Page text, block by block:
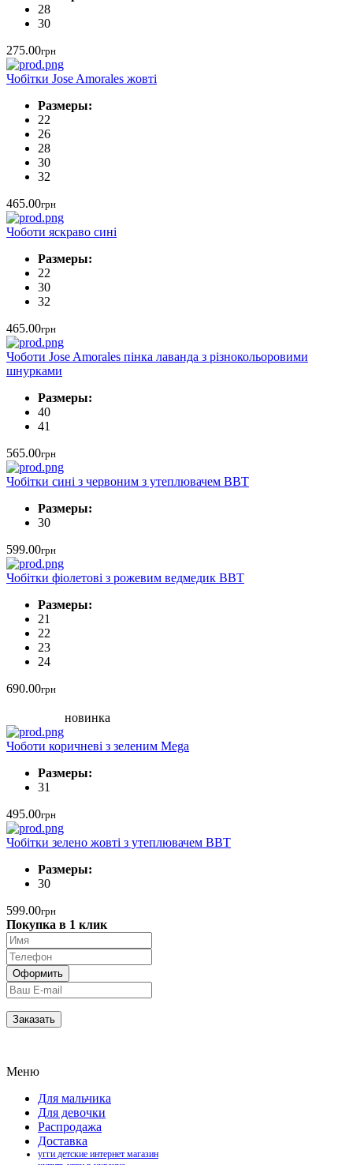
28
30
275.00грн
Чобітки Jose Amorales жовті
Размеры:
22
26
28
30
32
465.00грн
Чоботи яскраво сині
Размеры:
22
30
32
465.00грн
Чоботи Jose Amorales пінка лаванда з різнокольоровими
шнурками
Размеры:
40
41
565.00грн
Чобітки сині з червоним з утеплювачем BBT
Размеры:
30
599.00грн
Чобітки фіолетові з рожевим ведмедик BBT
Размеры:
21
22
23
24
690.00грн
новинка
Чоботи коричневі з зеленим Mega
Размеры:
31
495.00грн
Чобітки зелено жовті з утеплювачем BBT
Размеры:
30
599.00грн
Покупка в 1 клик
Меню
Для мальчика
Для девочки
Распродажа
Доставка
угги детские интернет магазин